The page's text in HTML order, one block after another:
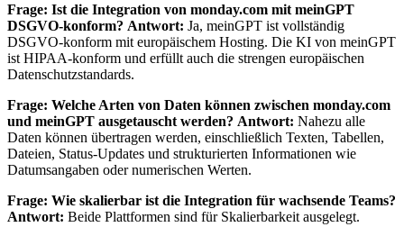
Frage: Ist die Integration von monday.com mit meinGPT
DSGVO-konform? Antwort: Ja, meinGPT ist vollständig
DSGVO-konform mit europäischem Hosting. Die KI von meinGPT
ist HIPAA-konform und erfüllt auch die strengen europäischen
Datenschutzstandards.
Frage: Welche Arten von Daten können zwischen monday.com
und meinGPT ausgetauscht werden? Antwort: Nahezu alle
Daten können übertragen werden, einschließlich Texten, Tabellen,
Dateien, Status-Updates und strukturierten Informationen wie
Datumsangaben oder numerischen Werten.
Frage: Wie skalierbar ist die Integration für wachsende Teams?
Antwort: Beide Plattformen sind für Skalierbarkeit ausgelegt.